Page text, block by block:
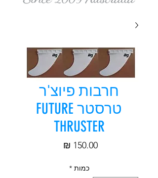
חרבות פיוצ'ר
טרסטר FUTURE
THRUSTER
‏150.00 ‏₪
כמות *